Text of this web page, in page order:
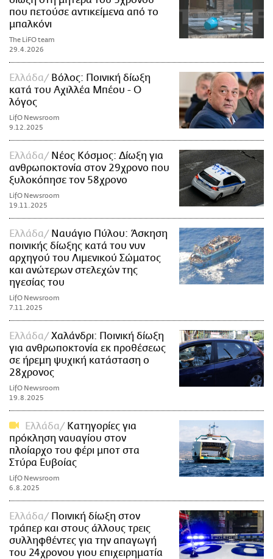
που πετούσε αντικείμενα από το
μπαλκόνι
The LiFO team
29.4.2026
Ελλάδα
Βόλος: Ποινική δίωξη
κατά του Αχιλλέα Μπέου - Ο
λόγος
LifO Newsroom
9.12.2025
Ελλάδα
Νέος Κόσμος: Δίωξη για
ανθρωποκτονία στον 29χρονο που
ξυλοκόπησε τον 58χρονο
LifO Newsroom
19.11.2025
Ελλάδα
Ναυάγιο Πύλου: Άσκηση
ποινικής δίωξης κατά του νυν
αρχηγού του Λιμενικού Σώματος
και ανώτερων στελεχών της
ηγεσίας του
LifO Newsroom
7.11.2025
Ελλάδα
Χαλάνδρι: Ποινική δίωξη
για ανθρωποκτονία εκ προθέσεως
σε ήρεμη ψυχική κατάσταση ο
28χρονος
LifO Newsroom
19.8.2025
Ελλάδα
Κατηγορίες για
πρόκληση ναυαγίου στον
πλοίαρχο του φέρι μποτ στα
Στύρα Ευβοίας
LifO Newsroom
6.8.2025
Ελλάδα
Ποινική δίωξη στον
τράπερ και στους άλλους τρεις
συλληφθέντες για την απαγωγή
του 24χρονου γιου επιχειρηματία